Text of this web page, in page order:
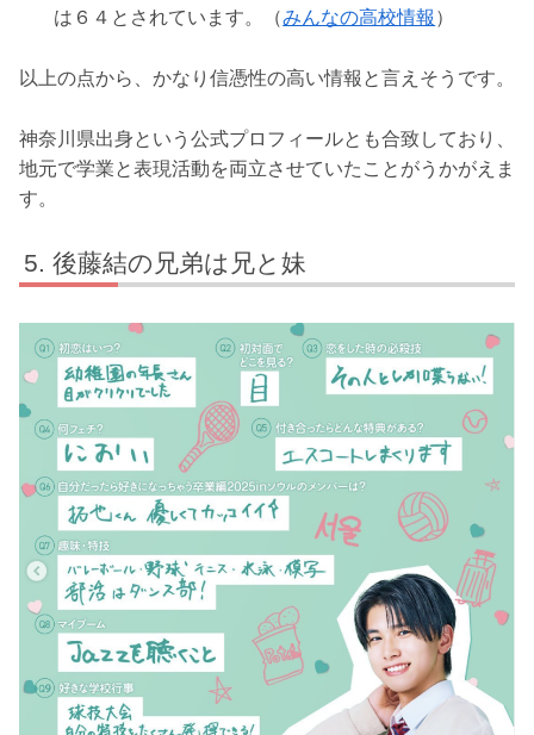
は６４とされています。（みんなの高校情報 ）
以上の点から、かなり信憑性の高い情報と言えそうです。
神奈川県出身という公式プロフィールとも合致しており、
地元で学業と表現活動を両立させていたことがうかがえま
す。
後藤結の兄弟は兄と妹